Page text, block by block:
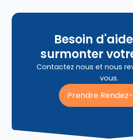
Besoin
surmonter
Contactez nous et nous
vous.
Prendre